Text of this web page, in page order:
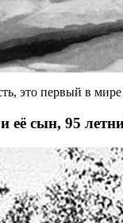
это первый в
сын, 95